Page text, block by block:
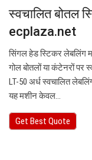
स्वचालित बोतल
ecplaza.net
सिंगल हेड स्टिकर लेबलिंग
गोल बोतलों या कंटेनरों पर
LT-50 अर्ध स्वचालित
यह मशीन केवल…
Get Best Quote